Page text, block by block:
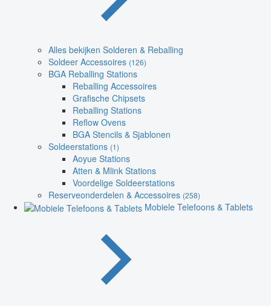
Alles bekijken Solderen & Reballing
Soldeer Accessoires (126)
BGA Reballing Stations
Reballing Accessoires
Grafische Chipsets
Reballing Stations
Reflow Ovens
BGA Stencils & Sjablonen
Soldeerstations (1)
Aoyue Stations
Atten & Mlink Stations
Voordelige Soldeerstations
Reserveonderdelen & Accessoires (258)
Mobiele Telefoons & Tablets